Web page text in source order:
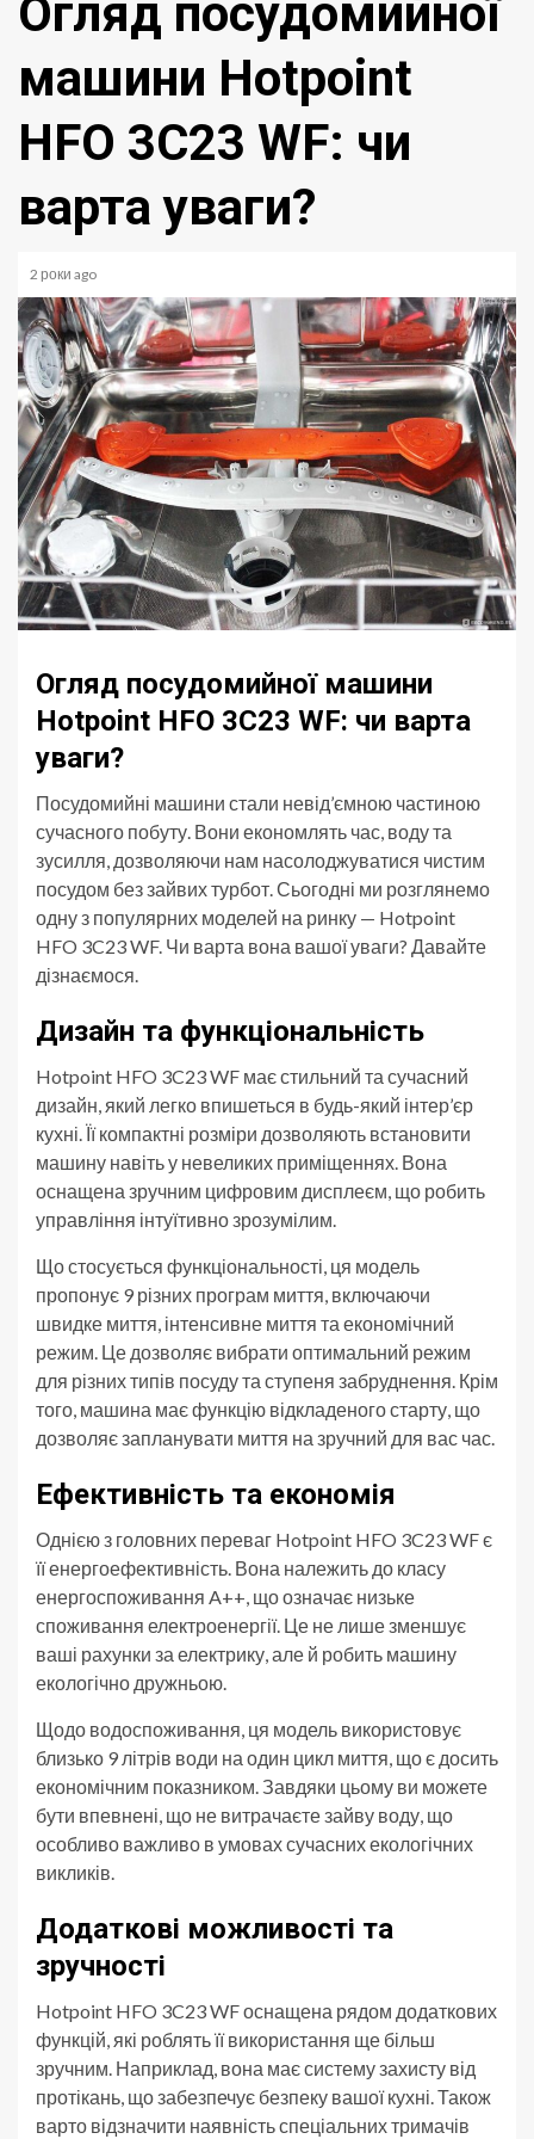
Огляд посудомийної
машини Hotpoint
HFO 3C23 WF: чи
варта уваги?
2 роки ago
Огляд посудомийної машини
Hotpoint HFO 3C23 WF: чи варта
уваги?
Посудомийні машини стали невід’ємною частиною
сучасного побуту. Вони економлять час, воду та
зусилля, дозволяючи нам насолоджуватися чистим
посудом без зайвих турбот. Сьогодні ми розглянемо
одну з популярних моделей на ринку — Hotpoint
HFO 3C23 WF. Чи варта вона вашої уваги? Давайте
дізнаємося.
Дизайн та функціональність
Hotpoint HFO 3C23 WF має стильний та сучасний
дизайн, який легко впишеться в будь-який інтер’єр
кухні. Її компактні розміри дозволяють встановити
машину навіть у невеликих приміщеннях. Вона
оснащена зручним цифровим дисплеєм, що робить
управління інтуїтивно зрозумілим.
Що стосується функціональності, ця модель
пропонує 9 різних програм миття, включаючи
швидке миття, інтенсивне миття та економічний
режим. Це дозволяє вибрати оптимальний режим
для різних типів посуду та ступеня забруднення. Крім
того, машина має функцію відкладеного старту, що
дозволяє запланувати миття на зручний для вас час.
Ефективність та економія
Однією з головних переваг Hotpoint HFO 3C23 WF є
її енергоефективність. Вона належить до класу
енергоспоживання A++, що означає низьке
споживання електроенергії. Це не лише зменшує
ваші рахунки за електрику, але й робить машину
екологічно дружньою.
Щодо водоспоживання, ця модель використовує
близько 9 літрів води на один цикл миття, що є досить
економічним показником. Завдяки цьому ви можете
бути впевнені, що не витрачаєте зайву воду, що
особливо важливо в умовах сучасних екологічних
викликів.
Додаткові можливості та
зручності
Hotpoint HFO 3C23 WF оснащена рядом додаткових
функцій, які роблять її використання ще більш
зручним. Наприклад, вона має систему захисту від
протікань, що забезпечує безпеку вашої кухні. Також
варто відзначити наявність спеціальних тримачів